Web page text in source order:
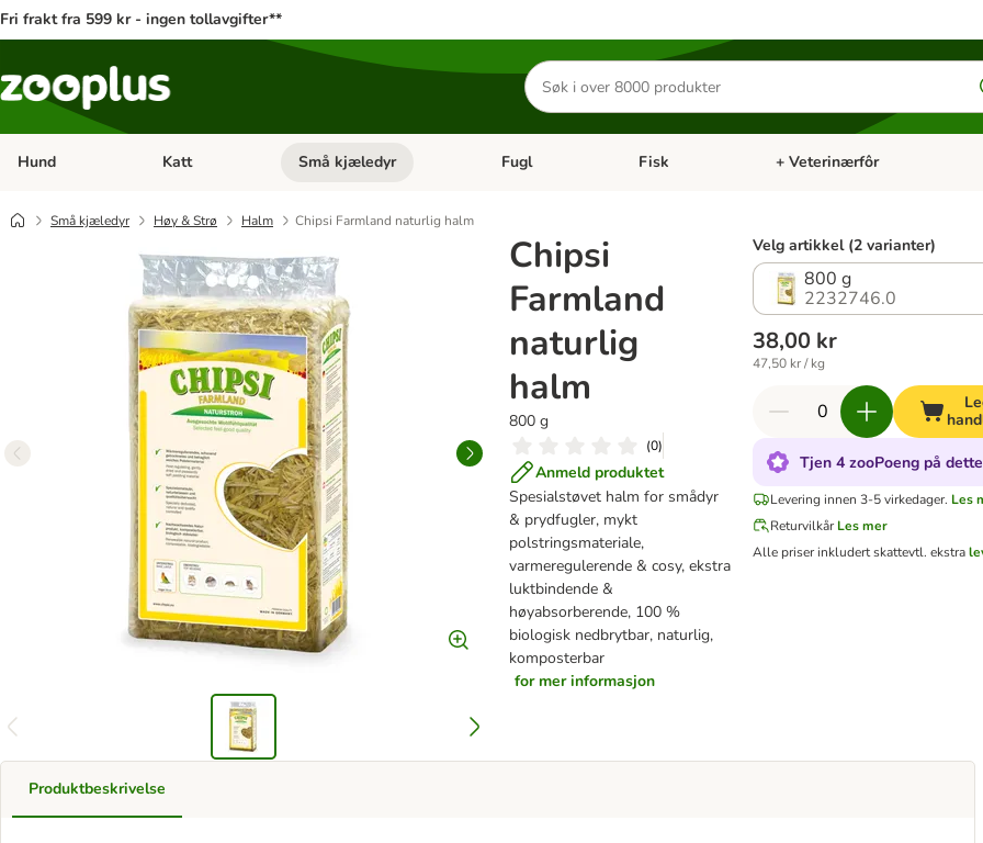
Fri frakt fra 599 kr - ingen tollavgifter**
Søk
etter
produkter
Hund Åpne kategorimeny: Hund
Katt Åpne kategorimeny: Katt
Små kjæledyr Åpne kategorimeny: Små kjæledyr
Fugl Åpne kategorimeny: Fugl
Fisk Åpne kategorimeny: Fisk
+ Veterinærfôr
Små kjæledyr Høy & Strø Halm Chipsi Farmland naturlig halm
Chipsi
Farmland
naturlig
halm
800 g
(0)
Anmeld produktet
Spesialstøvet halm for smådyr
& prydfugler, mykt
polstringsmateriale,
varmeregulerende & cosy, ekstra
luktbindende &
høyabsorberende, 100 %
biologisk nedbrytbar, naturlig,
komposterbar
for mer informasjon
Velg artikkel (2 varianter)
800 g
2232746.0
38,00 kr
47,50 kr / kg
Tjen 4 zooPoeng på
Levering innen 3-5 virkedager. Les
Returvilkår Les mer
Alle priser inkludert skattevtl. ekstra
Produktbeskrivelse